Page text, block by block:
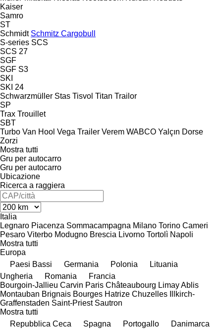
Kaiser
Samro
ST
Schmidt Schmitz Cargobull
S-series SCS
SCS 27
SGF
SGF S3
SKI
SKI 24
Schwarzmüller Stas Tisvol Titan Trailor
SP
Trax Trouillet
SBT
Turbo Van Hool Vega Trailer Verem WABCO Yalçın Dorse
Zorzi
Mostra tutti
Gru per autocarro
Gru per autocarro
Ubicazione
Ricerca a raggiera
Italia
Legnaro Piacenza Sommacampagna Milano Torino Cameri
Pesaro Viterbo Modugno Brescia Livorno Tortolì Napoli
Mostra tutti
Europa
Paesi Bassi
Germania Polonia
Lituania
Ungheria
Romania
Francia
Bourgoin-Jallieu Carvin Paris Châteaubourg LimayAblis
Montauban Brignais Bourges Hatrize Chuzelles
Illkirch-
Graffenstaden Saint-Priest Sautron
Mostra tutti
Repubblica Ceca
Spagna Portogallo
Danimarca